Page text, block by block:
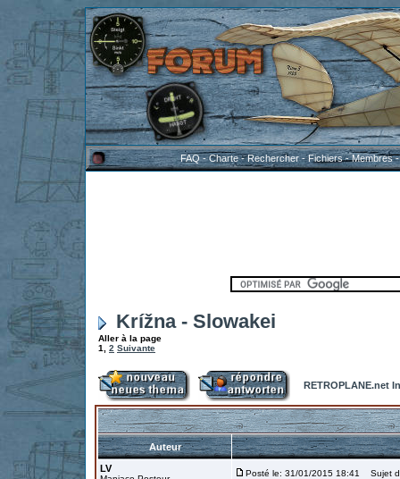
FAQ-Charte-Rechercher-Fichiers-Membres
Krížna - Slowakei
Aller à la page
1
2 Suivante
RETROPLANE.net
Auteur
LV
Posté le: 31/01/2015 18:41 Sujet